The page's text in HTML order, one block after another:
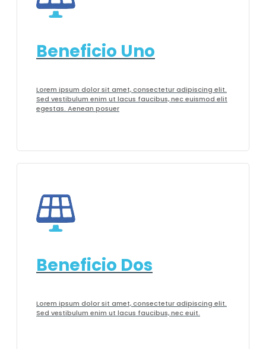
Beneficio Uno
Lorem ipsum dolor sit amet, consectetur adipiscing elit.
Sed vestibulum enim ut lacus faucibus, nec euismod elit
egestas. Aenean posuer
Beneficio Dos
Lorem ipsum dolor sit amet, consectetur adipiscing elit.
Sed vestibulum enim ut lacus faucibus, nec euit.